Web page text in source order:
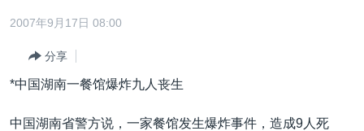
转
容
港澳
国际
最新国际新闻
分类新闻
2007年9月17日 08:00
分享
*中国湖南一餐馆爆炸九人丧生
中国湖南省警方说，一家餐馆发生爆炸事件，造成9人死